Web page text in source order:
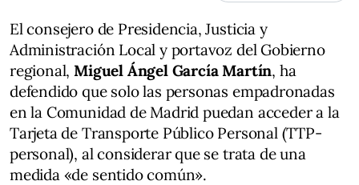
El consejero de Presidencia, Justicia y
Administración Local y portavoz del Gobierno
regional, Miguel Ángel García Martín, ha
defendido que solo las personas empadronadas
en la Comunidad de Madrid puedan acceder a la
Tarjeta de Transporte Público Personal (TTP-
personal), al considerar que se trata de una
medida «de sentido común».